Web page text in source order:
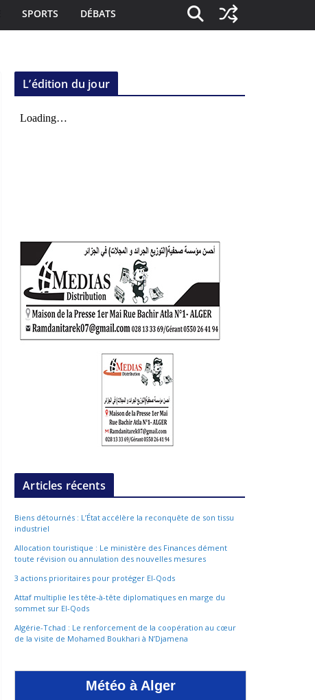
SPORTS DÉBATS
L’édition du jour
Articles récents
Biens détournés : L’État accélère la reconquête de son tissu
industriel
Allocation touristique : Le ministère des Finances dément
toute révision ou annulation des nouvelles mesures
3 actions prioritaires pour protéger El-Qods
Attaf multiplie les tête-à-tête diplomatiques en marge du
sommet sur El-Qods
Algérie-Tchad : Le renforcement de la coopération au cœur
de la visite de Mohamed Boukhari à N’Djamena
Météo à Alger